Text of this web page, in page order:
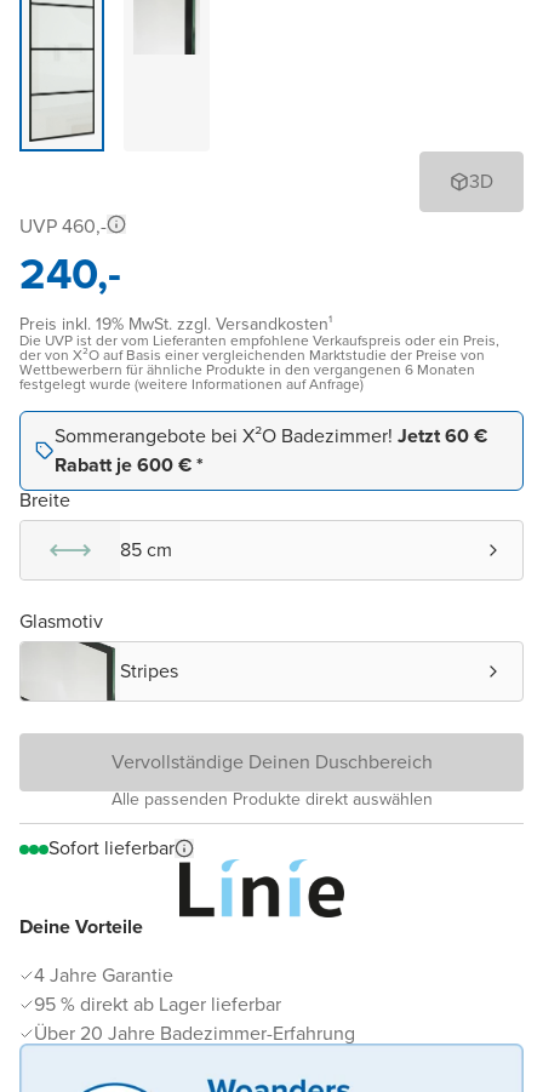
3D
Deine Vorteile
4 Jahre Garantie
95 % direkt ab Lager lieferbar
Über 20 Jahre Badezimmer-Erfahrung
UVP 460,-
240,-
Preis inkl. 19% MwSt. zzgl. Versandkosten¹
Die UVP ist der vom Lieferanten empfohlene Verkaufspreis oder ein Preis,
der von X²O auf Basis einer vergleichenden Marktstudie der Preise von
Wettbewerbern für ähnliche Produkte in den vergangenen 6 Monaten
festgelegt wurde (weitere Informationen auf Anfrage)
Sommerangebote bei X²O Badezimmer! Jetzt 60 €
Rabatt je 600 € *
Breite
85 cm
Glasmotiv
Stripes
Vervollständige Deinen Duschbereich
Alle passenden Produkte direkt auswählen
Sofort lieferbar